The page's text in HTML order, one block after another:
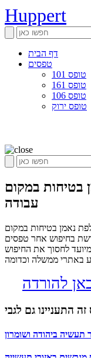
Huppert
דף הבית
טפסים
טופס 101
טופס 161
טופס 106
טופס ירוק
בטיחות במקום
עבודה
נאמן בטיחות במקום
בחיפוש אחר טפסים
לחסוך את החיפוש
באתרי ממשלה וכדומה
להורדה
התעניינו גם לגבי
תעשיה ביהודה ושומרון